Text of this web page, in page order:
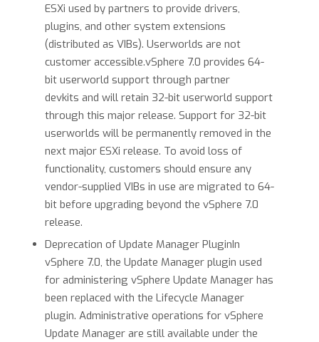
ESXi used by partners to provide drivers,
plugins, and other system extensions
(distributed as VIBs). Userworlds are not
customer accessible.vSphere 7.0 provides 64-
bit userworld support through partner
devkits and will retain 32-bit userworld support
through this major release. Support for 32-bit
userworlds will be permanently removed in the
next major ESXi release. To avoid loss of
functionality, customers should ensure any
vendor-supplied VIBs in use are migrated to 64-
bit before upgrading beyond the vSphere 7.0
release.
Deprecation of Update Manager PluginIn
vSphere 7.0, the Update Manager plugin used
for administering vSphere Update Manager has
been replaced with the Lifecycle Manager
plugin. Administrative operations for vSphere
Update Manager are still available under the